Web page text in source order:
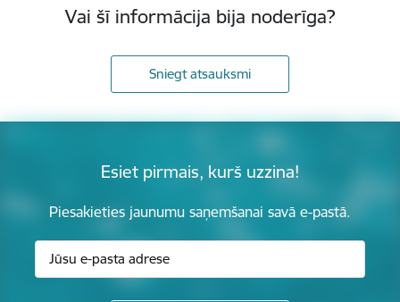
Vai šī informācija bija noderīga?
Sniegt atsauksmi
Esiet pirmais, kurš uzzina!
Piesakieties jaunumu saņemšanai savā e-pastā.